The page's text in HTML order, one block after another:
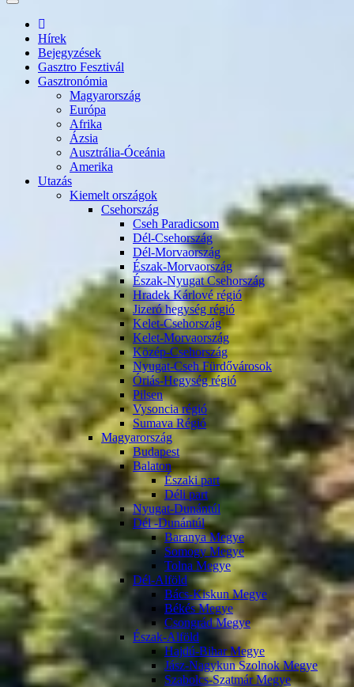
Hírek
Bejegyzések
Gasztro Fesztivál
Gasztronómia
Magyarország
Európa
Afrika
Ázsia
Ausztrália-Óceánia
Amerika
Utazás
Kiemelt országok
Csehország
Cseh Paradicsom
Dél-Csehország
Dél-Morvaország
Észak-Morvaország
Észak-Nyugat Csehország
Hradek Kárlové régió
Jizeró hegység régió
Kelet-Csehország
Kelet-Morvaország
Közép-Csehország
Nyugat-Cseh Fürdővárosok
Óriás-Hegység régió
Pilsen
Vysoncia régió
Sumava Régió
Magyarország
Budapest
Balaton
Északi part
Déli part
Nyugat-Dunántúl
Dél -Dunántúl
Baranya Megye
Somogy Megye
Tolna Megye
Dél-Alföld
Bács-Kiskun Megye
Békés Megye
Csongrád Megye
Észak-Alföld
Hajdú-Bihar Megye
Jász-Nagykun Szolnok Megye
Szabolcs-Szatmár Megye